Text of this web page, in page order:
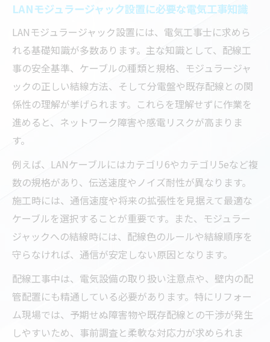
LANモジュラージャック設置に必要な電気工事知識
LANモジュラージャック設置には、電気工事士に求めら
れる基礎知識が多数あります。主な知識として、配線工
事の安全基準、ケーブルの種類と規格、モジュラージャ
ックの正しい結線方法、そして分電盤や既存配線との関
係性の理解が挙げられます。これらを理解せずに作業を
進めると、ネットワーク障害や感電リスクが高まりま
す。
例えば、LANケーブルにはカテゴリ6やカテゴリ5eなど複
数の規格があり、伝送速度やノイズ耐性が異なります。
施工時には、通信速度や将来の拡張性を見据えて最適な
ケーブルを選択することが重要です。また、モジュラー
ジャックへの結線時には、配線色のルールや結線順序を
守らなければ、通信が安定しない原因となります。
配線工事中は、電気設備の取り扱い注意点や、壁内の配
管配置にも精通している必要があります。特にリフォー
ム現場では、予期せぬ障害物や既存配線との干渉が発生
しやすいため、事前調査と柔軟な対応力が求められま